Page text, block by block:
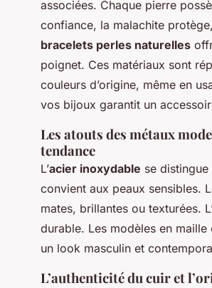
associées. Chaque pierre
confiance, la malachite
bracelets perles naturelles
poignet. Ces matériaux sont
couleurs d’origine, même en
vos bijoux garantit un
Les atouts des métaux
tendance
L’acier inoxydable se distingue
convient aux peaux sensibles.
mates, brillantes ou texturées.
durable. Les modèles en
un look masculin et
L’authenticité du cuir et